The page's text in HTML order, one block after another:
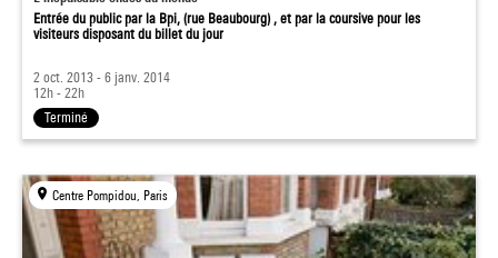
Entrée du public par la Bpi, (rue Beaubourg) , et par la coursive pour les
visiteurs disposant du billet du jour
2 oct. 2013 - 6 janv. 2014
12h - 22h
Terminé
Centre Pompidou, Paris